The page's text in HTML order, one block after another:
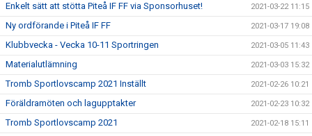
Enkelt sätt att stötta Piteå IF FF via Sponsorhuset! 2021-03-22 11:15
Ny ordförande i Piteå IF FF 2021-03-17 19:08
Klubbvecka - Vecka 10-11 Sportringen 2021-03-05 11:43
Materialutlämning 2021-03-03 15:32
Tromb Sportlovscamp 2021 Inställt 2021-02-26 10:21
Föräldramöten och lagupptakter 2021-02-23 10:32
Tromb Sportlovscamp 2021 2021-02-18 15:11